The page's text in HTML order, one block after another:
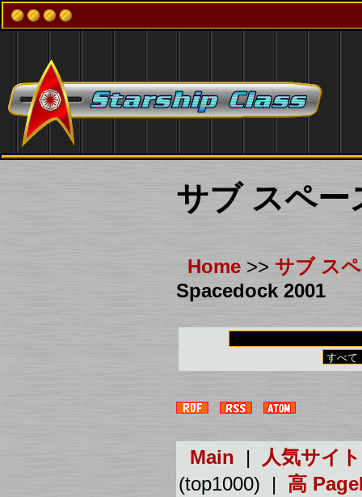
サブ スペー
Home >> サブ ス
Spacedock 2001
Main | 人気サイト
(top1000) | 高